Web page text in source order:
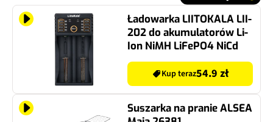
Ładowarka LIITOKALA LII-
202 do akumulatorów Li-
Ion NiMH LiFePO4 NiCd
Kup teraz54.9 zł
Suszarka na pranie ALSEA